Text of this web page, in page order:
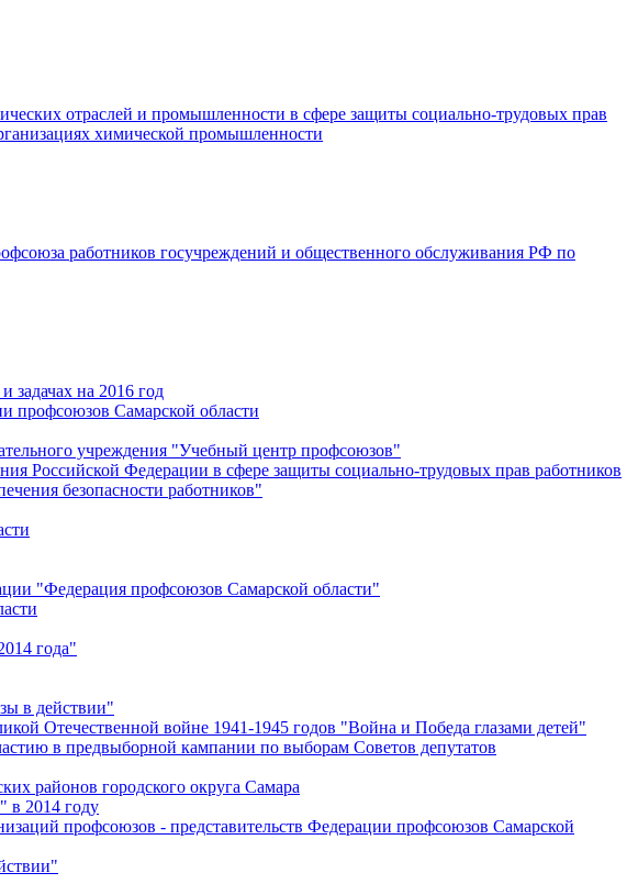
отраслей и промышленности в сфере защиты социально-трудовых прав
химической промышленности
работников госучреждений и общественного обслуживания РФ по
задачах на 2016 год
профсоюзов Самарской области
учреждения "Учебный центр профсоюзов"
Российской Федерации в сфере защиты социально-трудовых прав работников
безопасности работников"
"Федерация профсоюзов Самарской области"
года"
в действии"
Отечественной войне 1941-1945 годов "Война и Победа глазами детей"
в предвыборной кампании по выборам Советов депутатов
районов городского округа Самара
в 2014 году
профсоюзов - представительств Федерации профсоюзов Самарской